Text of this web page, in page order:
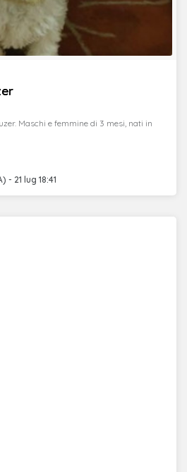
- 21 lug 18:41
Maschi e femmine di 3 mesi, nati in